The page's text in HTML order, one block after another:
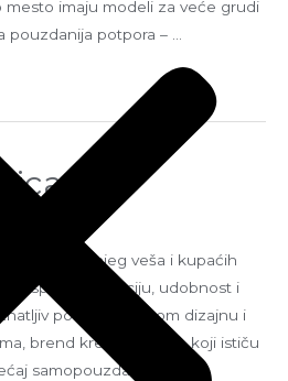
imaju modeli za veće grudi
pouzdanija potpora – …
brend donjeg veša i kupaćih
spaja eleganciju, udobnost i
po sofisticiranom dizajnu i
brend kreira komade koji ističu
samopouzdanja u